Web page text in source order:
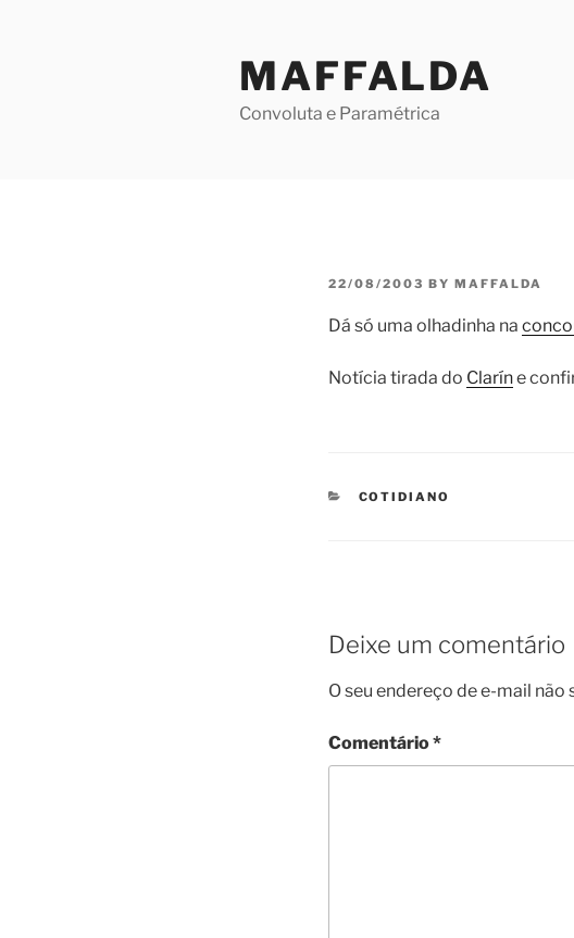
MAFFALDA
Convoluta e Paramétrica
POSTED
22/08/2003 BY MAFFALDA
Dá só uma olhadinha na
Notícia tirada do Claríne
CATEGORIES
COTIDIANO
Deixe um comentário
O seu endereço de e-mail não
Comentário*